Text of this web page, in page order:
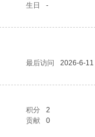
生日 -
最后访问
2026-6-
积分
2
贡献 0